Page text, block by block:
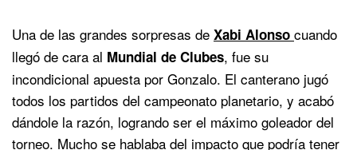
Una de las grandes sorpresas de Xabi Alonso cuando
llegó de cara al Mundial de Clubes, fue su
incondicional apuesta por Gonzalo. El canterano jugó
todos los partidos del campeonato planetario, y acabó
dándole la razón, logrando ser el máximo goleador del
torneo. Mucho se hablaba del impacto que podría tener